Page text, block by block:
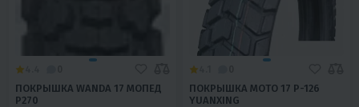
ПОКРЫШКА WANDA 17 МОПЕД
Р270
ПОКРЫШКА МОТО 17 P-126
YUANXING